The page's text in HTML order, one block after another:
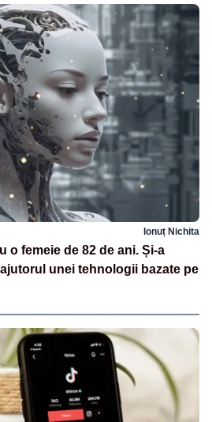
Ionuț Nichita
o femeie de 82 de ani. Și-a
unei tehnologii bazate pe